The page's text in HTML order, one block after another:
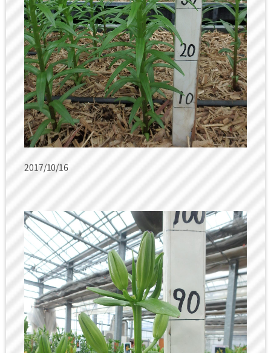
2017/10/16